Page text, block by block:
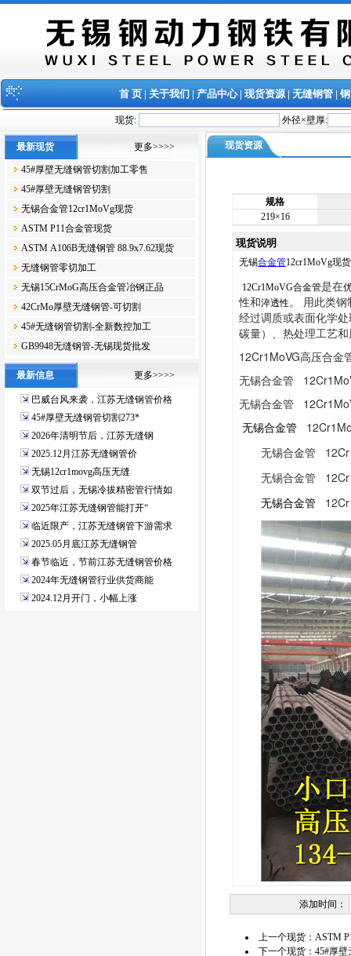
首 页 | 关于我们 | 产品中心| 现货资源| 无缝钢管 |
现货: 外径×壁厚:
最新现货 更多>>>>
45#厚壁无缝钢管切割加工零售
45#厚壁无缝钢管切割
无锡合金管12cr1MoVg现货
ASTM P11合金管现货
ASTM A106B无缝钢管 88.9x7.62现货
无缝钢管零切加工
无锡15CrMoG高压合金管冶钢正品
42CrMo厚壁无缝钢管-可切割
45#无缝钢管切割-全新数控加工
GB9948无缝钢管-无锡现货批发
最新信息 更多>>>>
巴威台风来袭，江苏无缝钢管价格
45#厚壁无缝钢管切割273*
2026年清明节后，江苏无缝钢
2025.12月江苏无缝钢管价
无锡12cr1movg高压无缝
双节过后，无锡冷拔精密管行情如
2025年江苏无缝钢管能打开“
临近限产，江苏无缝钢管下游需求
2025.05月底江苏无缝钢管
春节临近，节前江苏无缝钢管价格
2024年无缝钢管行业供货商能
2024.12月开门，小幅上涨
现货资源
规格
219×16
现货说明
无锡合金管12cr1MoVg现货
12Cr1MoVG合金管是在
性和淬透性。 用此类
经过调质或表面化学
碳量）、热处理工艺
12Cr1MoVG高压合金
无锡合金管
无锡合金管
无锡合金管
无锡合金管
无锡合金管
无锡合金管
添加时间：
上一个现货： ASTM
下一个现货： 45#厚壁